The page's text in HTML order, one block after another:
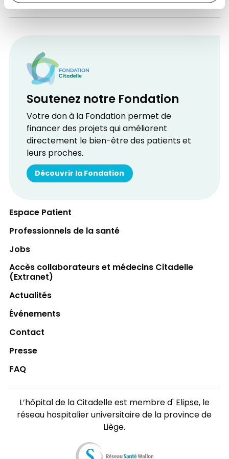
Soutenez notre Fondation
Votre don à la Fondation permet de
financer des projets qui améliorent
directement le bien-être des patients et
leurs proches.
Découvrir la Fondation
Espace Patient
Professionnels de la santé
Jobs
Accès collaborateurs et médecins Citadelle
(Extranet)
Actualités
Événements
Contact
Presse
FAQ
L’hôpital de la Citadelle est membre d'Elipse, le
réseau hospitalier universitaire de la province de
Liège.